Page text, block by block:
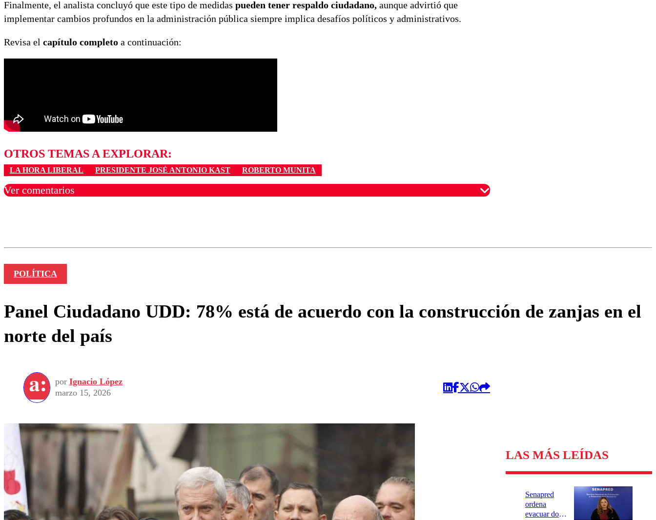
Finalmente, el analista concluyó que este tipo de medidas pueden tener respaldo ciudadano, aunque advirtió que
implementar cambios profundos en la administración pública siempre implica desafíos políticos y administrativos.
Revisa el capítulo completo a continuación:
OTROS TEMAS A EXPLORAR:
LA HORA LIBERAL PRESIDENTE JOSÉ ANTONIO KAST ROBERTO MUNITA
Ver comentarios
POLÍTICA
Panel Ciudadano UDD: 78% está de acuerdo con la construcción de zanjas en el
norte del país
por Ignacio López
marzo 15, 2026
LAS MÁS LEÍDAS
Senapred
ordena
evacuar dos